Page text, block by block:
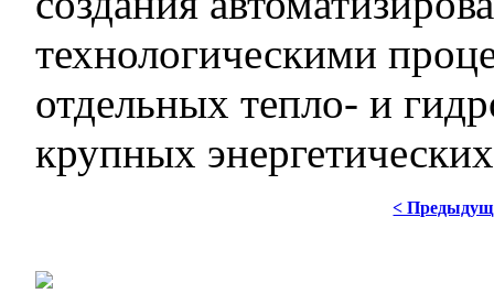
технологическими
отдельных тепло- и
крупных
<